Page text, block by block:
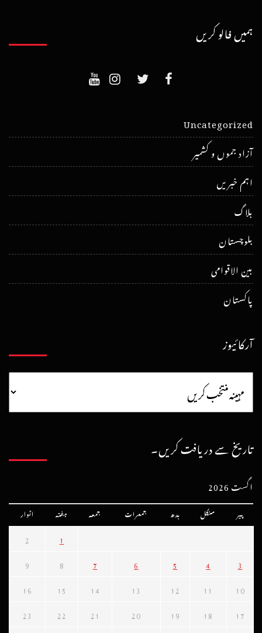
ہمیں فالو کریں
Uncategorized
آزاد جموں و کشمیر
اہم خبریں
بلاگ
بلوچستان
بین الاقوامی
پاکستان
آرکائیوز
تاریخ سے دریافت کریں۔
اگست 2026
پیر منگل بدھ جمعرات جمعہ ہفتہ اتوار
1
2
3
4
5
6
7
8
9
10
11
12
13
14
15
16
17
18
19
20
21
22
23